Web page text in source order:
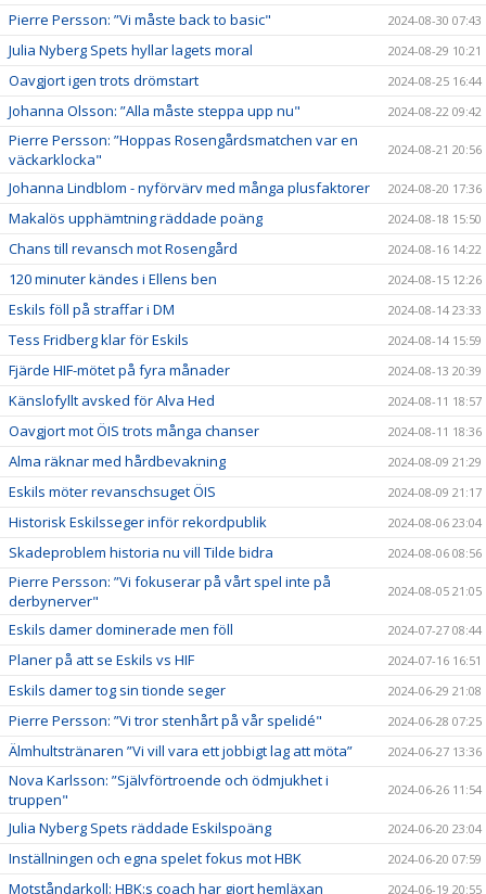
Pierre Persson: ”Vi måste back to basic" 2024-08-30 07:43
Julia Nyberg Spets hyllar lagets moral 2024-08-29 10:21
Oavgjort igen trots drömstart 2024-08-25 16:44
Johanna Olsson: ”Alla måste steppa upp nu" 2024-08-22 09:42
Pierre Persson: ”Hoppas Rosengårdsmatchen var en
väckarklocka"
2024-08-21 20:56
Johanna Lindblom - nyförvärv med många plusfaktorer 2024-08-20 17:36
Makalös upphämtning räddade poäng 2024-08-18 15:50
Chans till revansch mot Rosengård 2024-08-16 14:22
120 minuter kändes i Ellens ben 2024-08-15 12:26
Eskils föll på straffar i DM 2024-08-14 23:33
Tess Fridberg klar för Eskils 2024-08-14 15:59
Fjärde HIF-mötet på fyra månader 2024-08-13 20:39
Känslofyllt avsked för Alva Hed 2024-08-11 18:57
Oavgjort mot ÖIS trots många chanser 2024-08-11 18:36
Alma räknar med hårdbevakning 2024-08-09 21:29
Eskils möter revanschsuget ÖIS 2024-08-09 21:17
Historisk Eskilsseger inför rekordpublik 2024-08-06 23:04
Skadeproblem historia nu vill Tilde bidra 2024-08-06 08:56
Pierre Persson: ”Vi fokuserar på vårt spel inte på
derbynerver"
2024-08-05 21:05
Eskils damer dominerade men föll 2024-07-27 08:44
Planer på att se Eskils vs HIF 2024-07-16 16:51
Eskils damer tog sin tionde seger 2024-06-29 21:08
Pierre Persson: ”Vi tror stenhårt på vår spelidé" 2024-06-28 07:25
Älmhultstränaren ”Vi vill vara ett jobbigt lag att möta” 2024-06-27 13:36
Nova Karlsson: ”Självförtroende och ödmjukhet i
truppen"
2024-06-26 11:54
Julia Nyberg Spets räddade Eskilspoäng 2024-06-20 23:04
Inställningen och egna spelet fokus mot HBK 2024-06-20 07:59
Motståndarkoll: HBK:s coach har gjort hemläxan 2024-06-19 20:55